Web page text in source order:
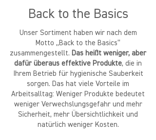
Back to the Basics
Unser Sortiment haben wir nach dem
Motto „Back to the Basics“
zusammengestellt. Das heißt weniger, aber
dafür überaus effektive Produkte, die in
Ihrem Betrieb für hygienische Sauberkeit
sorgen. Das hat viele Vorteile im
Arbeitsalltag: Weniger Produkte bedeutet
weniger Verwechslungsgefahr und mehr
Sicherheit, mehr Übersichtlichkeit und
natürlich weniger Kosten.